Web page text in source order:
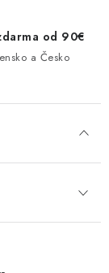
od 90€
a Česko